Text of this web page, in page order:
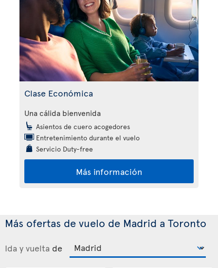
Clase Económica
Una cálida bienvenida
Asientos de cuero acogedores
Entretenimiento durante el vuelo
Servicio Duty-free
Más información
Más ofertas de vuelo de Madrid a Toronto
Ida y vuelta de